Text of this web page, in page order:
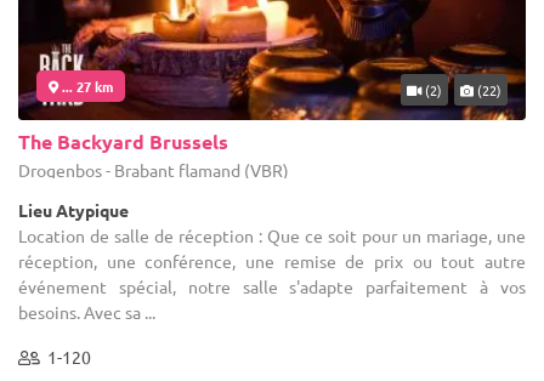
... 27 km (2) (22)
The Backyard Brussels
Drogenbos - Brabant flamand (VBR)
Lieu Atypique
Location de salle de réception : Que ce soit pour un mariage, une
réception, une conférence, une remise de prix ou tout autre
événement spécial, notre salle s'adapte parfaitement à vos
besoins. Avec sa ...
1-120